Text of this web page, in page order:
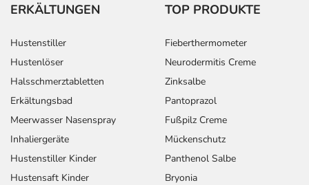
ERKÄLTUNGEN
Hustenstiller
Hustenlöser
Halsschmerztabletten
Erkältungsbad
Meerwasser Nasenspray
Inhaliergeräte
Hustenstiller Kinder
Hustensaft Kinder
TOP PRODUKTE
Fieberthermometer
Neurodermitis Creme
Zinksalbe
Pantoprazol
Fußpilz Creme
Mückenschutz
Panthenol Salbe
Bryonia